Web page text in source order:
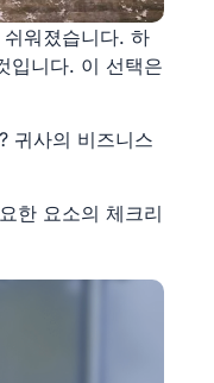
워졌습니다. 하
입니다. 이 선택은
귀사의 비즈니스
한 요소의 체크리